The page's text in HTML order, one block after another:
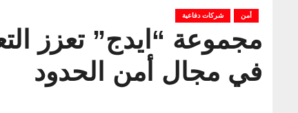
أمن شركات دفاعية
مجموعة “ايدج” تعزز
في مجال أمن الحدود